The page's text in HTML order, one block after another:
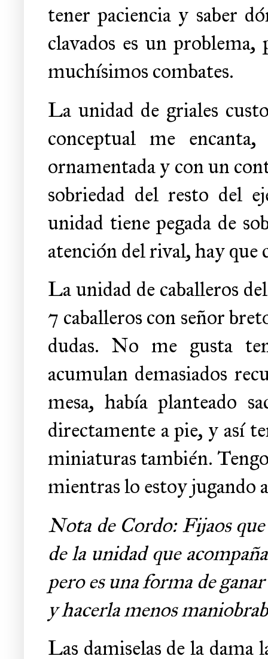
tener paciencia y saber
clavados es un problema,
muchísimos combates.
La unidad de griales
conceptual me
ornamentada y con un
sobriedad del resto del
unidad tiene pegada de
atención del rival, hay que
La unidad de caballeros
7 caballeros con señor
dudas. No me gusta
acumulan demasiados
mesa, había planteado
directamente a pie, y así
miniaturas también.
mientras lo estoy jugando
Nota de Cordo: Fijaos que
de la unidad que
pero es una forma de
y hacerla menos
Las damiselas de la dama